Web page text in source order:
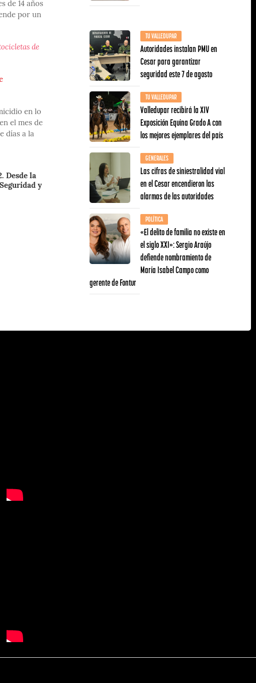
de 14 años
por un
de
en lo
el mes de
días a la
Desde la
y
TU VALLEDUPAR
Autoridades instalan PMU en
Cesar para garantizar
seguridad este 7 de agosto
TU VALLEDUPAR
Valledupar recibirá la XIV
Exposición Equina Grado A con
los mejores ejemplares del país
GENERALES
Las cifras de siniestralidad vial
en el Cesar encendieron las
alarmas de las autoridades
POLÍTICA
«El delito de familia no existe en
el siglo XXI»: Sergio Araújo
defiende nombramiento de
María Isabel Campo como
gerente de Fontur